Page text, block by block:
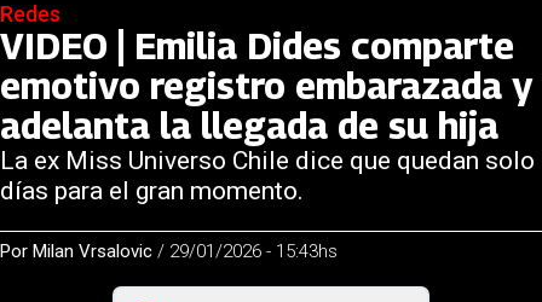
Redes
VIDEO | Emilia Dides comparte
emotivo registro embarazada y
adelanta la llegada de su hija
La ex Miss Universo Chile dice que quedan solo
días para el gran momento.
Por Milan Vrsalovic / 29/01/2026 - 15:43hs